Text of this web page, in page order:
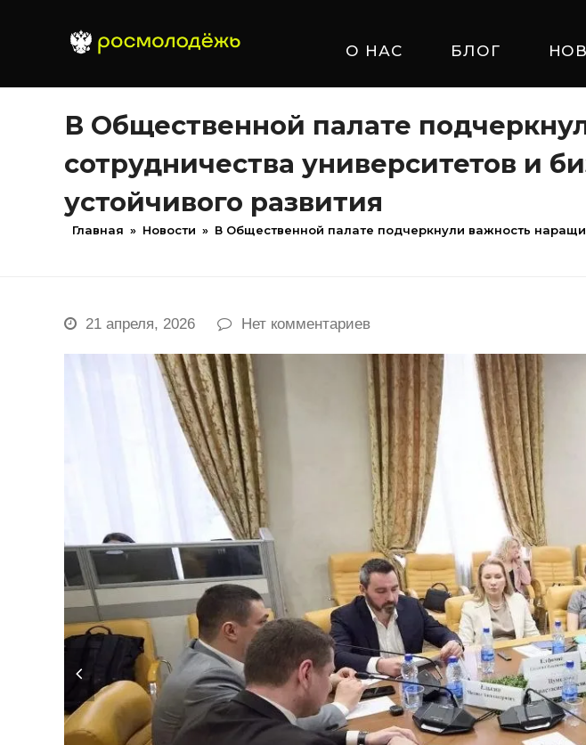
О НАС БЛОГ
В Общественной палате
сотрудничества университетов и
устойчивого развития
Главная » Новости » В Общественной палате подчеркнули важность
21 апреля, 2026 Нет комментариев